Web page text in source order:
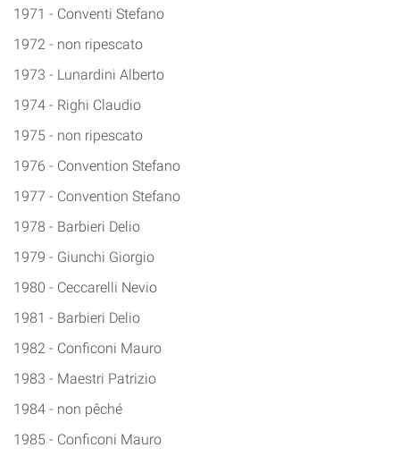
1971 - Conventi Stefano
1972 - non ripescato
1973 - Lunardini Alberto
1974 - Righi Claudio
1975 - non ripescato
1976 - Convention Stefano
1977 - Convention Stefano
1978 - Barbieri Delio
1979 - Giunchi Giorgio
1980 - Ceccarelli Nevio
1981 - Barbieri Delio
1982 - Conficoni Mauro
1983 - Maestri Patrizio
1984 - non pêché
1985 - Conficoni Mauro